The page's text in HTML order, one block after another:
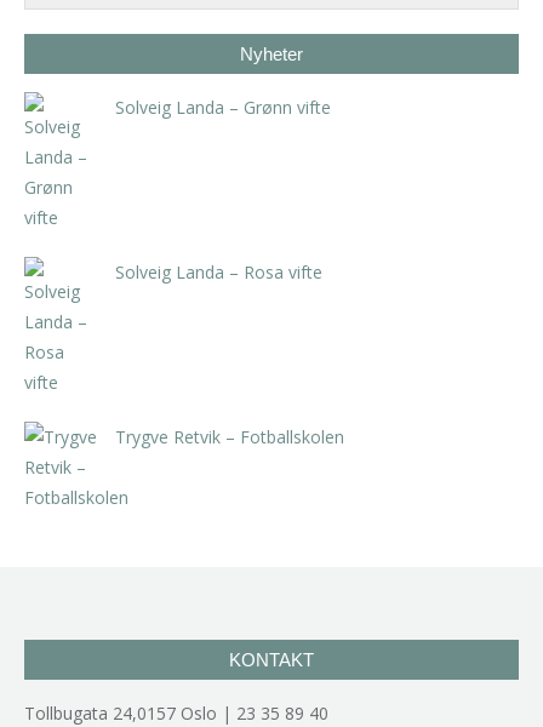
Nyheter
Solveig Landa – Grønn vifte
Solveig Landa – Rosa vifte
Trygve Retvik – Fotballskolen
KONTAKT
Tollbugata 24,0157 Oslo | 23 35 89 40